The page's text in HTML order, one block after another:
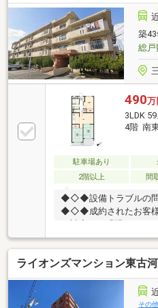
築
総戸
490万
3LDK
4階 南
駐車場あり
2階以上
間
◆◇◆設備トラブルの問
◆◇◆成約されたお客様
に対応する「駆けつけ
す。24時間365日コー
次応急処置を無料にて
き渡し日の翌月末まで※
条件あり
ライオンズマンション東古
その